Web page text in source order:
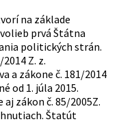
na základe
prvá Štátna
politických strán.
Z. z.
a zákone č. 181/2014
od 1. júla 2015.
zákon č. 85/2005Z.
Štatút